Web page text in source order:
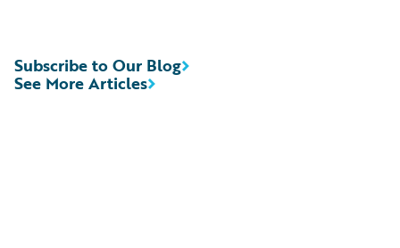
See More Articles
Subscribe to Our Blog